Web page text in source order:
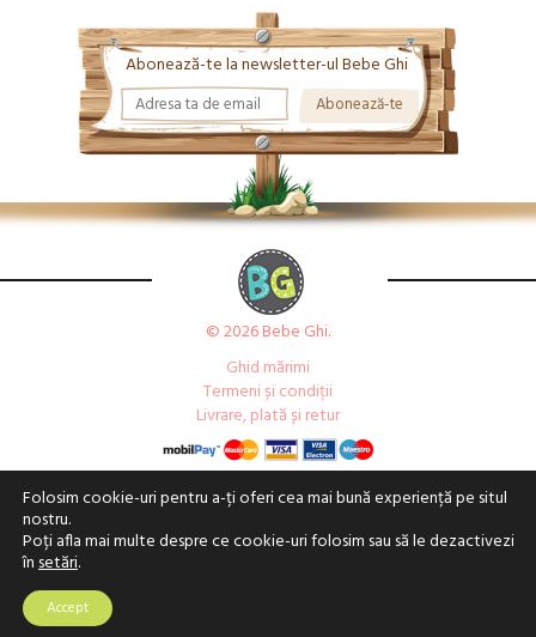
Abonează-te la newsletter-ul Bebe Ghi
© 2026 Bebe Ghi.
Ghid mărimi
Termeni și condiții
Livrare, plată și retur
Folosim cookie-uri pentru a-ți oferi cea mai bună experiență pe situl
nostru.
Poți afla mai multe despre ce cookie-uri folosim sau să le dezactivezi
însetări.
Accept